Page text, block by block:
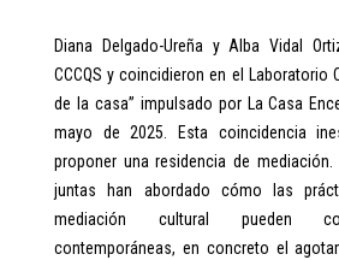
Diana Delgado-Ureña y Alba Vidal
CCCQS y coincidieron en el Laboratorio
de la casa” impulsado por La Casa
mayo de 2025. Esta coincidencia
proponer una residencia de
juntas han abordado cómo las
mediación cultural pueden
contemporáneas, en concreto el